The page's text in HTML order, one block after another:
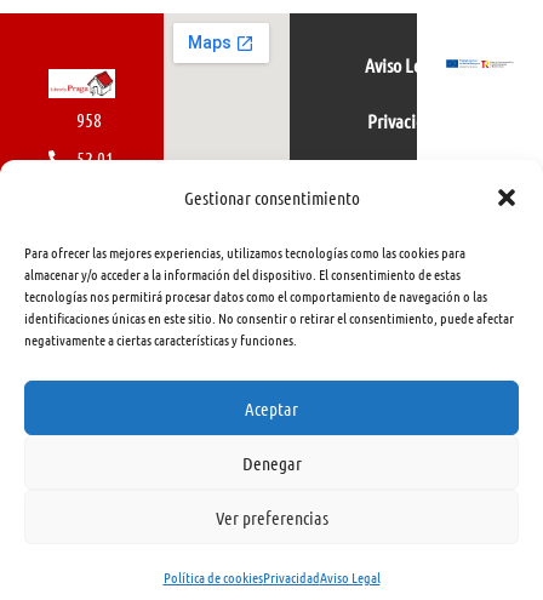
Gestionar consentimiento
Para ofrecer las mejores experiencias, utilizamos tecnologías como las cookies para
almacenar y/o acceder a la información del dispositivo. El consentimiento de estas
tecnologías nos permitirá procesar datos como el comportamiento de navegación o las
identificaciones únicas en este sitio. No consentir o retirar el consentimiento, puede afectar
negativamente a ciertas características y funciones.
Aceptar
Denegar
Ver preferencias
Política de cookiesPrivacidadAviso Legal
958
52 01
462
415
info@libreriapraga.com
Gracia,
Aviso Legal
Privacidad